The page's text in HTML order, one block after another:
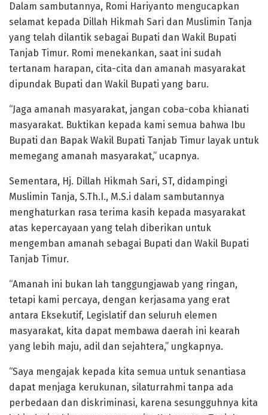
Dalam sambutannya, Romi Hariyanto mengucapkan
selamat kepada Dillah Hikmah Sari dan Muslimin Tanja
yang telah dilantik sebagai Bupati dan Wakil Bupati
Tanjab Timur. Romi menekankan, saat ini sudah
tertanam harapan, cita-cita dan amanah masyarakat
dipundak Bupati dan Wakil Bupati yang baru.
“Jaga amanah masyarakat, jangan coba-coba khianati
masyarakat. Buktikan kepada kami semua bahwa Ibu
Bupati dan Bapak Wakil Bupati Tanjab Timur layak untuk
memegang amanah masyarakat,” ucapnya.
Sementara, Hj. Dillah Hikmah Sari, ST, didampingi
Muslimin Tanja, S.Th.I., M.S.i dalam sambutannya
menghaturkan rasa terima kasih kepada masyarakat
atas kepercayaan yang telah diberikan untuk
mengemban amanah sebagai Bupati dan Wakil Bupati
Tanjab Timur.
“Amanah ini bukan lah tanggungjawab yang ringan,
tetapi kami percaya, dengan kerjasama yang erat
antara Eksekutif, Legislatif dan seluruh elemen
masyarakat, kita dapat membawa daerah ini kearah
yang lebih maju, adil dan sejahtera,” ungkapnya.
“Saya mengajak kepada kita semua untuk senantiasa
dapat menjaga kerukunan, silaturrahmi tanpa ada
perbedaan dan diskriminasi, karena sesungguhnya kita